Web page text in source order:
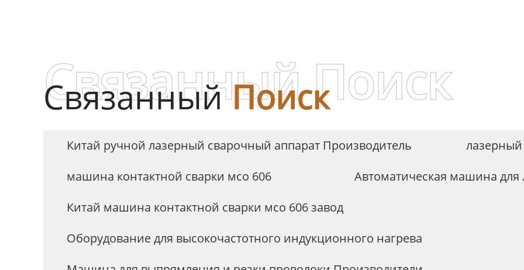
СвязанныйПоиск
Связанный Поиск
Китай ручной лазерный сварочный аппарат Производитель
машина контактной сварки мсо 606
Автоматическая машина
Китай машина контактной сварки мсо 606 завод
Оборудование для высокочастотного индукционного нагрева